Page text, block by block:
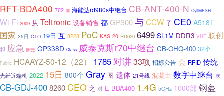
RFT-BDA400 702 问 海能达rd980s中继台 CB-ANT-400-N CytiMESH
Wi-Fi 2009 从 Teltronic 设备销售 都 GP300与CCW 子 CE0 A518T
国家 25日 CTO 19日 互 8228 PoC KAS-20 RD620 6499 SL1M DDR3 VHF 联创
和 应急 隙更 GP338D Class 威泰克斯r70中继台 CB-OHQ-400 32个
Public HCAAYZ-50-12（22） 1785 对讲33项 招标公告 会 RFID 传统
光纤近端机 2022 15日 800个 Gray 图 遗体 21号线 混凝土 数字中继台 次
CB-GDJ-4008260CEO 之 对 E-BDA400 1.4G 5GHz 1000部 钢盔